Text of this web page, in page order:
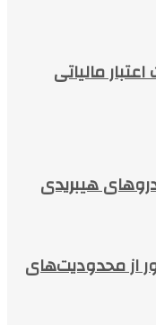
مالیاتی
هیبریدی
از محدودیت‌های